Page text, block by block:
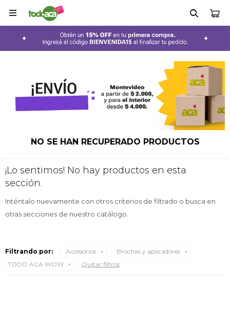

NO SE HAN RECUPERADO PRODUCTOS
¡Lo sentimos! No hay productos en esta
sección.
Inténtalo nuevamente con otros criterios de filtrado o busca en
otras secciones de nuestro catálogo.
Filtrando por: Accesorios
Brochas y aplicadores
TODO ACA WOW
Quitar filtros